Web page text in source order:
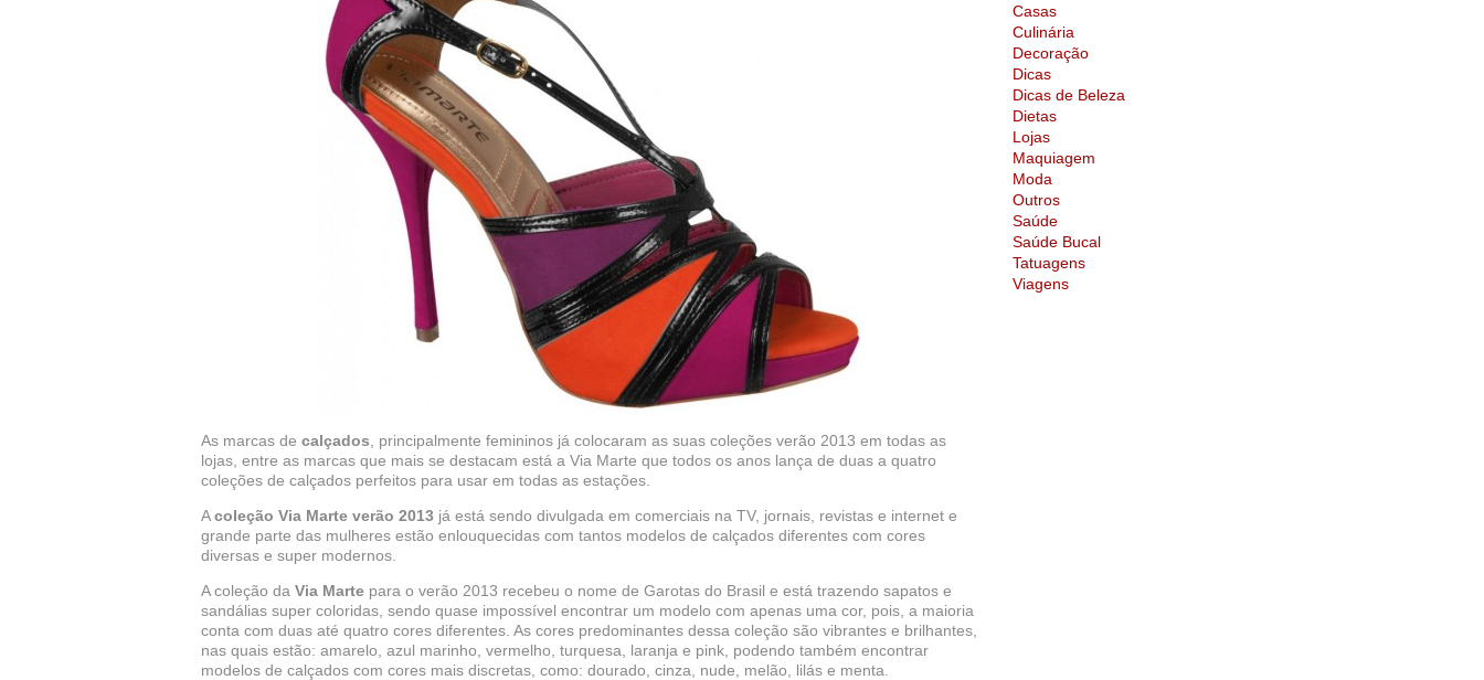
As marcas de calçados , principalmente femininos já colocaram as suas coleções verão 2013 em todas as
lojas, entre as marcas que mais se destacam está a Via Marte que todos os anos lança de duas a quatro
coleções de calçados perfeitos para usar em todas as estações.
Acoleção Via Marte verão 2013 já está sendo divulgada em comerciais na TV, jornais, revistas e internet e
grande parte das mulheres estão enlouquecidas com tantos modelos de calçados diferentes com cores
diversas e super modernos.
A coleção da Via Marte para o verão 2013 recebeu o nome de Garotas do Brasil e está trazendo sapatos e
sandálias super coloridas, sendo quase impossível encontrar um modelo com apenas uma cor, pois, a maioria
conta com duas até quatro cores diferentes. As cores predominantes dessa coleção são vibrantes e brilhantes,
nas quais estão: amarelo, azul marinho, vermelho, turquesa, laranja e pink, podendo também encontrar
modelos de calçados com cores mais discretas, como: dourado, cinza, nude, melão, lilás e menta.
Casas
Culinária
Decoração
Dicas
Dicas de Beleza
Dietas
Lojas
Maquiagem
Moda
Outros
Saúde
Saúde Bucal
Tatuagens
Viagens